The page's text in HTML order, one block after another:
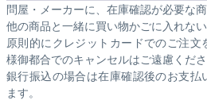
問屋・メーカーに、在庫確認が必要な商
他の商品と一緒に買い物かごに入れない
原則的にクレジットカードでのご注
様御都合でのキャンセルはご遠慮くださ
銀行振込の場合は在庫確認後のお支払
ます。